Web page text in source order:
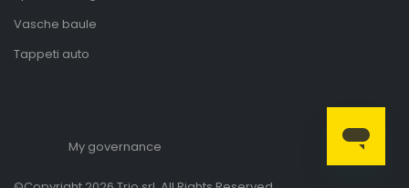
Vasche baule
Tappeti auto
My governance